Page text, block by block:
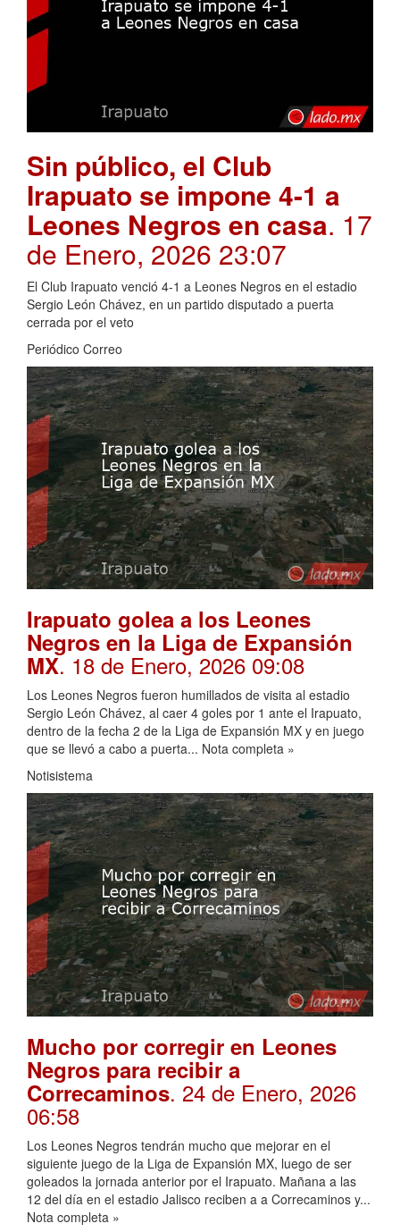
Sin público, el Club
Irapuato se impone 4-1 a
Leones Negros en casa. 17
de Enero, 2026 23:07
El Club Irapuato venció 4-1 a Leones Negros en el estadio
Sergio León Chávez, en un partido disputado a puerta
cerrada por el veto
Periódico Correo
Irapuato golea a los Leones
Negros en la Liga de Expansión
MX. 18 de Enero, 2026 09:08
Los Leones Negros fueron humillados de visita al estadio
Sergio León Chávez, al caer 4 goles por 1 ante el Irapuato,
dentro de la fecha 2 de la Liga de Expansión MX y en juego
que se llevó a cabo a puerta... Nota completa »
Notisistema
Mucho por corregir en Leones
Negros para recibir a
Correcaminos. 24 de Enero, 2026
06:58
Los Leones Negros tendrán mucho que mejorar en el
siguiente juego de la Liga de Expansión MX, luego de ser
goleados la jornada anterior por el Irapuato. Mañana a las
12 del día en el estadio Jalisco reciben a a Correcaminos y...
Nota completa »